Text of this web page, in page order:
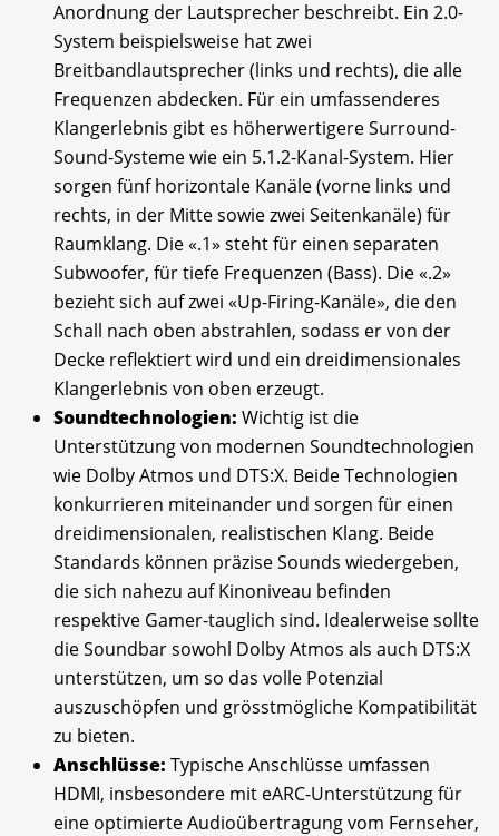
Anordnung der Lautsprecher beschreibt. Ein 2.0-
System beispielsweise hat zwei
Breitbandlautsprecher (links und rechts), die alle
Frequenzen abdecken. Für ein umfassenderes
Klangerlebnis gibt es höherwertigere Surround-
Sound-Systeme wie ein 5.1.2-Kanal-System. Hier
sorgen fünf horizontale Kanäle (vorne links und
rechts, in der Mitte sowie zwei Seitenkanäle) für
Raumklang. Die «.1» steht für einen separaten
Subwoofer, für tiefe Frequenzen (Bass). Die «.2»
bezieht sich auf zwei «Up-Firing-Kanäle», die den
Schall nach oben abstrahlen, sodass er von der
Decke reflektiert wird und ein dreidimensionales
Klangerlebnis von oben erzeugt.
Soundtechnologien: Wichtig ist die
Unterstützung von modernen Soundtechnologien
wie Dolby Atmos und DTS:X. Beide Technologien
konkurrieren miteinander und sorgen für einen
dreidimensionalen, realistischen Klang. Beide
Standards können präzise Sounds wiedergeben,
die sich nahezu auf Kinoniveau befinden
respektive Gamer-tauglich sind. Idealerweise sollte
die Soundbar sowohl Dolby Atmos als auch DTS:X
unterstützen, um so das volle Potenzial
auszuschöpfen und grösstmögliche Kompatibilität
zu bieten.
Anschlüsse: Typische Anschlüsse umfassen
HDMI, insbesondere mit eARC-Unterstützung für
eine optimierte Audioübertragung vom Fernseher,